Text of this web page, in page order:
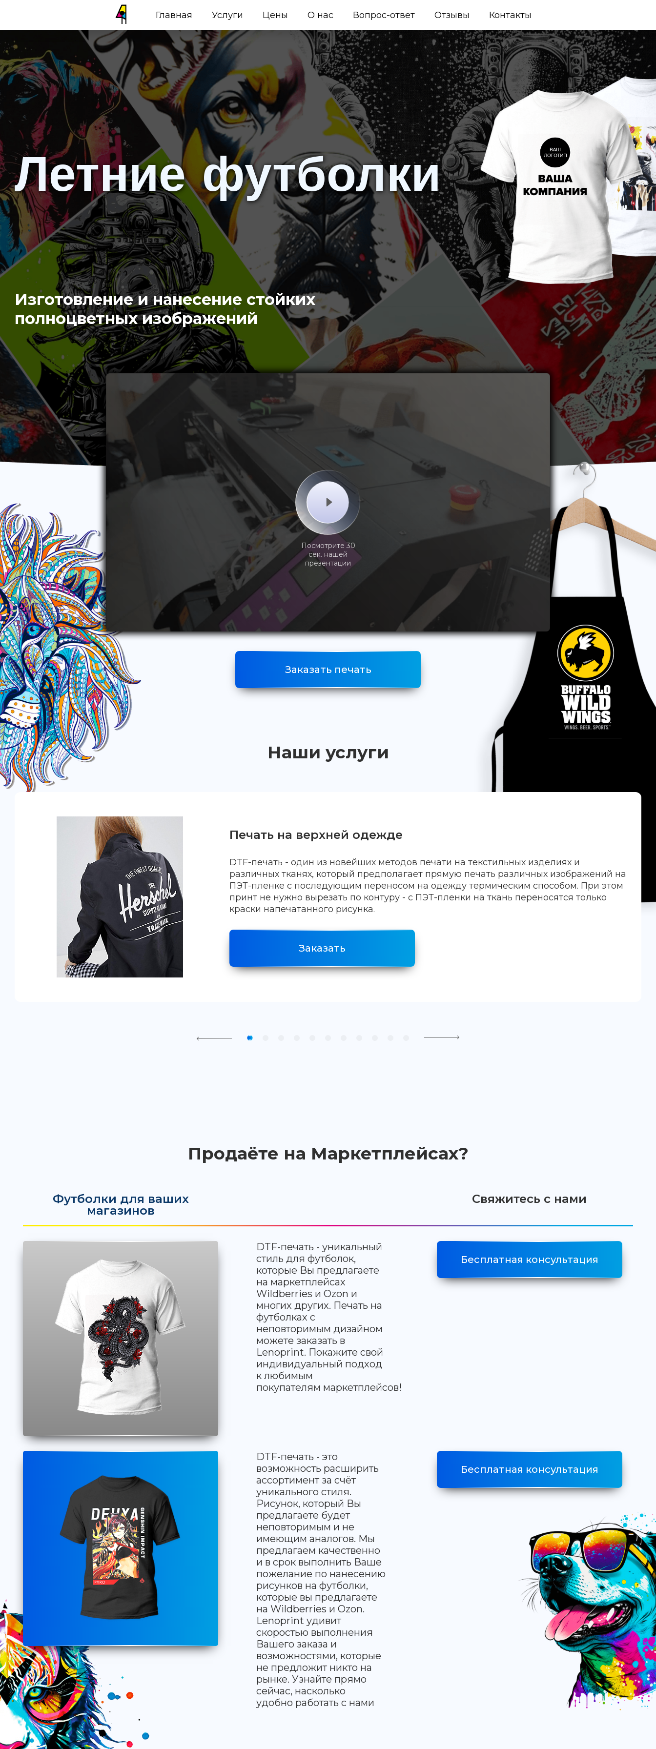
Главная Услуги Цены О нас Вопрос-ответ Отзывы Контакты
Летние футболки
Изготовление и нанесение стойких
полноцветных изображений
Посмотрите 30
сек. нашей
презентации
Заказать печать
Наши услуги
Печать на верхней одежде
DTF-печать - один из новейших методов печати на текстильных изделиях и
различных тканях, который предполагает прямую печать различных изображений на
ПЭТ-пленке с последующим переносом на одежду термическим способом. При этом
принт не нужно вырезать по контуру - с ПЭТ-пленки на ткань переносятся только
краски напечатанного рисунка.
Заказать
Продаёте на Маркетплейсах?
Футболки для ваших
магазинов
Свяжитесь с нами
DTF-печать - уникальный
стиль для футболок,
которые Вы предлагаете
на маркетплейсах
Wildberries и Ozon и
многих других. Печать на
футболках с
неповторимым дизайном
можете заказать в
Lenoprint. Покажите свой
индивидуальный подход
к любимым
покупателям маркетплейсов!
Бесплатная консультация
DTF-печать - это
возможность расширить
ассортимент за счёт
уникального стиля.
Рисунок, который Вы
предлагаете будет
неповторимым и не
имеющим аналогов. Мы
предлагаем качественно
и в срок выполнить Ваше
пожелание по нанесению
рисунков на футболки,
которые вы предлагаете
на Wildberries и Ozon.
Lenoprint удивит
скоростью выполнения
Вашего заказа и
возможностями, которые
не предложит никто на
рынке. Узнайте прямо
сейчас, насколько
удобно работать с нами
Бесплатная консультация